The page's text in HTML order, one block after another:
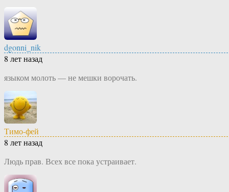
dgonni_nik
8 лет назад
языком молоть — не мешки ворочать.
Тимо-фей
8 лет назад
Людь прав. Всех все пока устраивает.